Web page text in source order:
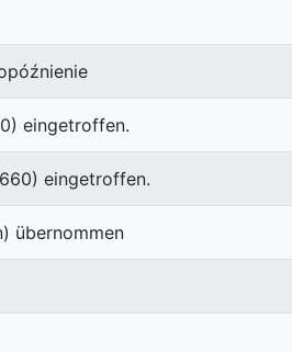
eingetroffen.
eingetroffen.
übernommen